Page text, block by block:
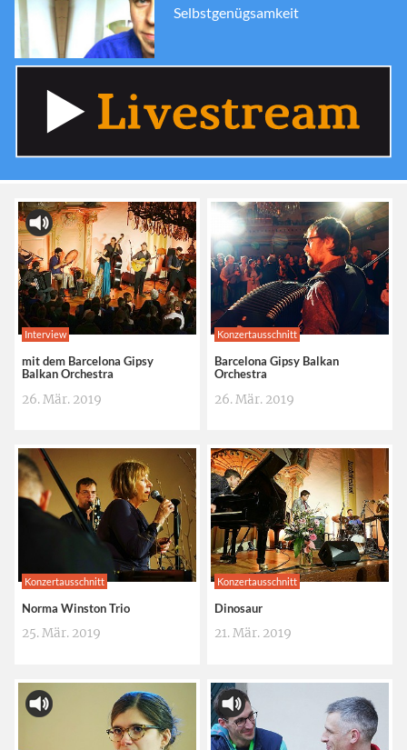
Selbstgenügsamkeit
Interview
mit dem Barcelona Gipsy
Balkan Orchestra
26. Mär. 2019
Konzertausschnitt
Barcelona Gipsy Balkan
Orchestra
26. Mär. 2019
Konzertausschnitt
Norma Winston Trio
25. Mär. 2019
Konzertausschnitt
Dinosaur
21. Mär. 2019